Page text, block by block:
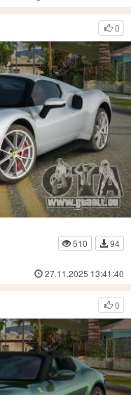
0
510
94
27.11.2025 13:41:40
0